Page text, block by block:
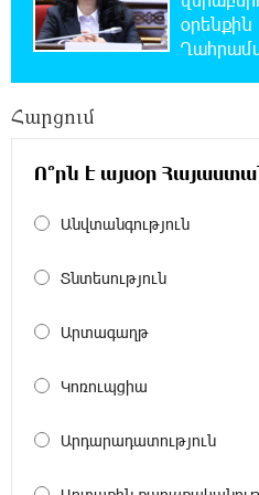
հարուցված այս խայտառակ
իշխանության կողմից
է Եկեղեցու ներքին գործերին
9-րդ
պահին
ԱԺ նախագահի տեղակալի
12:54:29 6-08-2026
Ավետիք
օրենքին
Հարցում
Ո՞րն է այսօր
Անվտանգություն
Տնտեսություն
Արտագաղթ
Կոռուպցիա
Արդարադատություն